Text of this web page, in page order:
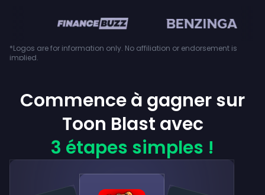
*Logos are for information only. No affiliation or endorsement is
implied.
Commence à gagner sur
Toon Blast avec
3 étapes simples !